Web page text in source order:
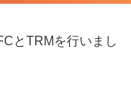
とTRMを行いまし